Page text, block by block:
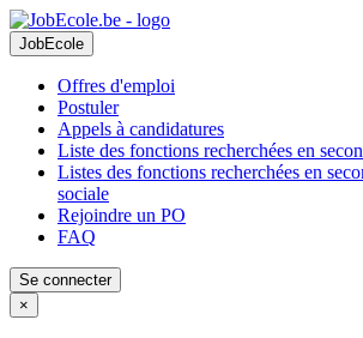
JobEcole
Offres d'emploi
Postuler
Appels à candidatures
Liste des fonctions recherchées en
Listes des fonctions recherchées en
sociale
Rejoindre un PO
FAQ
Se connecter
×